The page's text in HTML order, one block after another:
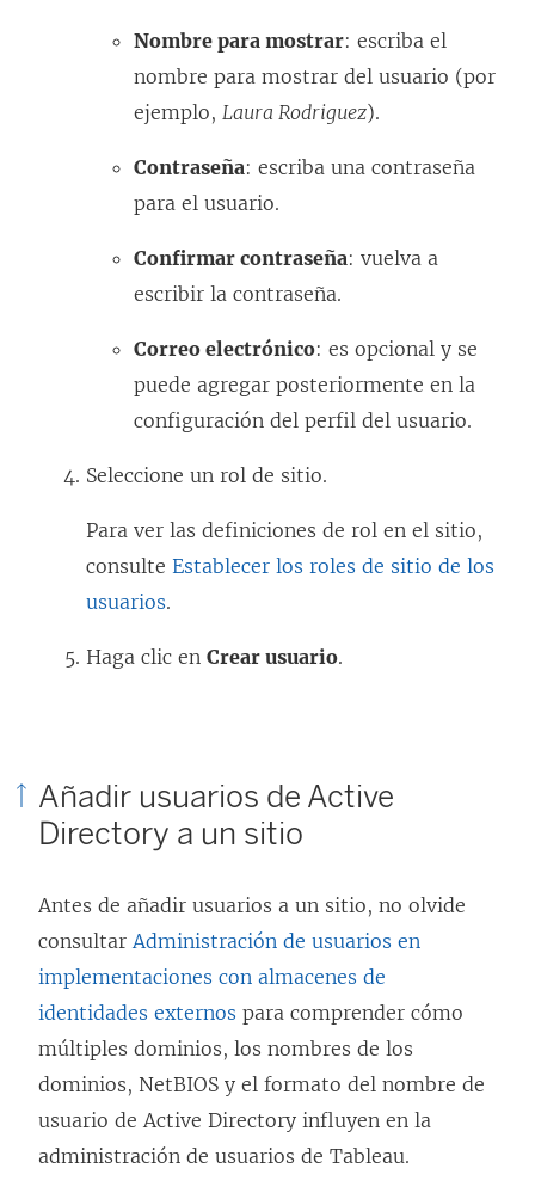
Nombre para mostrar: escriba el
nombre para mostrar del usuario (por
ejemplo, Laura Rodriguez).
Contraseña: escriba una contraseña
para el usuario.
Confirmar contraseña: vuelva a
escribir la contraseña.
Correo electrónico: es opcional y se
puede agregar posteriormente en la
configuración del perfil del usuario.
Seleccione un rol de sitio.
Para ver las definiciones de rol en el sitio,
consulte Establecer los roles de sitio de los
usuarios.
Haga clic en Crear usuario.
Añadir usuarios de Active
Directory a un sitio
Antes de añadir usuarios a un sitio, no olvide
consultar Administración de usuarios en
implementaciones con almacenes de
identidades externos para comprender cómo
múltiples dominios, los nombres de los
dominios, NetBIOS y el formato del nombre de
usuario de Active Directory influyen en la
administración de usuarios de Tableau.